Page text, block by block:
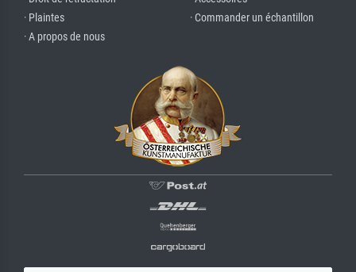
· Plaintes
· A propos de nous
· Commander un échantillon